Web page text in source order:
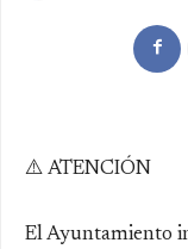
⚠️ ATENCIÓN
El Ayuntamiento